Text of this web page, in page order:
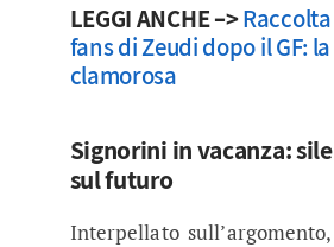
LEGGI ANCHE –>
fans di Zeudi dopo il GF:
clamorosa
Signorini in vacanza:
sul futuro
Interpellato sull’argomento,